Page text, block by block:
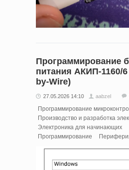
Программирование
питания АКИП-1160/
by-Wire)
27.05.2026 14:10 aabzel
Программирование
Производство и разработка
Электроника для начинающих
Программирование